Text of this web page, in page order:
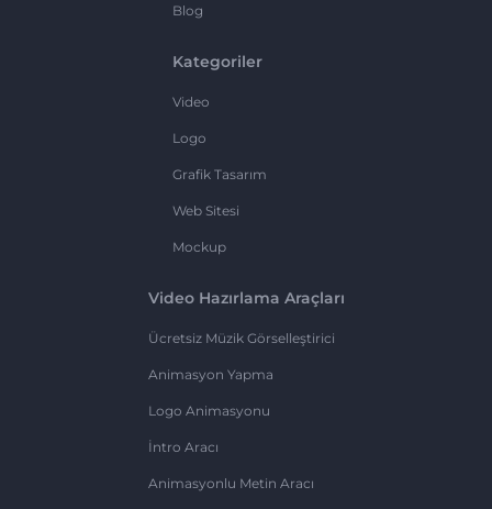
Blog
Kategoriler
Video
Logo
Grafik Tasarım
Web Sitesi
Mockup
Video Hazırlama Araçları
Ücretsiz Müzik Görselleştirici
Animasyon Yapma
Logo Animasyonu
İntro Aracı
Animasyonlu Metin Aracı